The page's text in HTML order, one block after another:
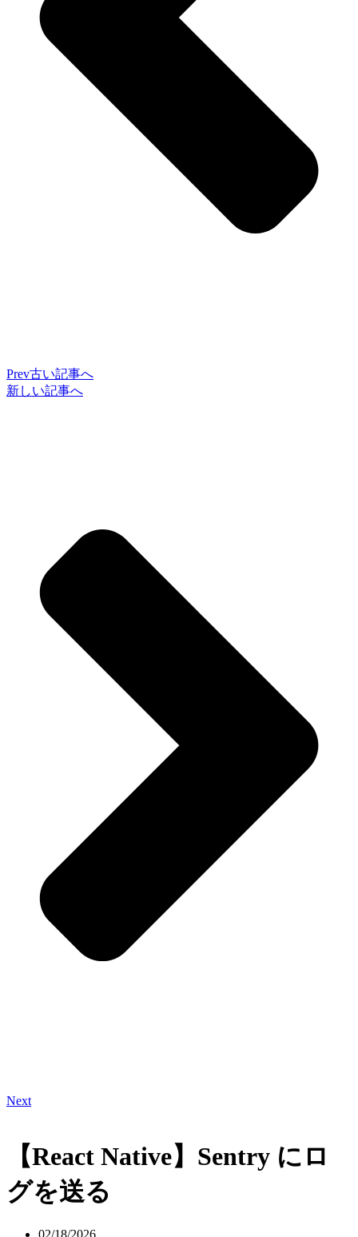
Prev古い記事へ
新しい記事へ
Next
【React Native】Sentry にロ
グを送る
02/18/2026